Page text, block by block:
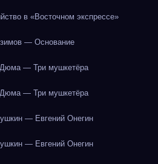
в «Восточном экспрессе»
— Основание
— Три мушкетёра
— Три мушкетёра
— Евгений Онегин
— Евгений Онегин